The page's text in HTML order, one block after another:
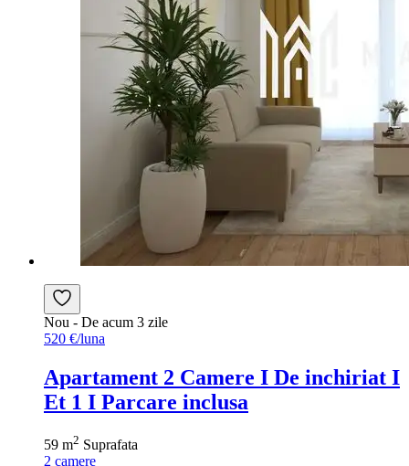
Nou - De acum 3 zile
520 €/luna
Apartament 2 Camere I De inchiriat I
Et 1 I Parcare inclusa
59 m2 Suprafata
2 camere